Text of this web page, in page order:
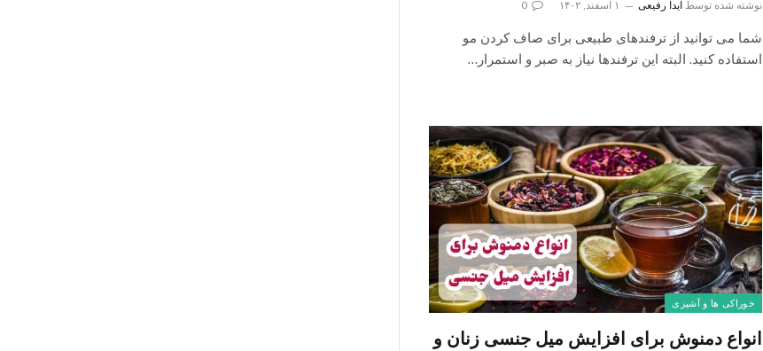
نوشته شده توسط آیدا رفیعی ۱ اسفند, ۱۴۰۲ 0
شما می‌ توانید از ترفندهای طبیعی برای صاف کردن مو
استفاده کنید. البته این ترفندها نیاز به صبر و استمرار…
خوراکی ها و آشپزی
انواع دمنوش برای افزایش میل جنسی زنان و